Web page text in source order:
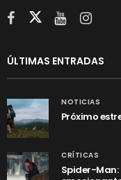
ÚLTIMAS ENTRADAS
NOTICIAS
Próximo
CRÍTICAS
Spider-Man: